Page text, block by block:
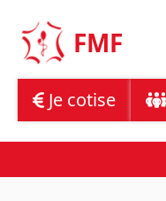
content
FMF
Je cotise